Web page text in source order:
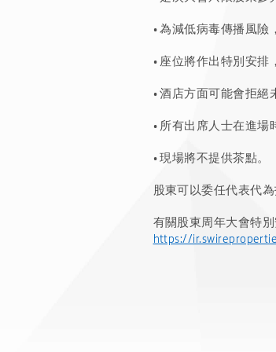
• 為減低病毒傳播風險
• 座位將作出特別安排
• 酒店方面可能會拒絕
• 所有出席人士在進場
• 現場將不提供茶點。
股東可以委任代表代
有關股東周年大會特
https://